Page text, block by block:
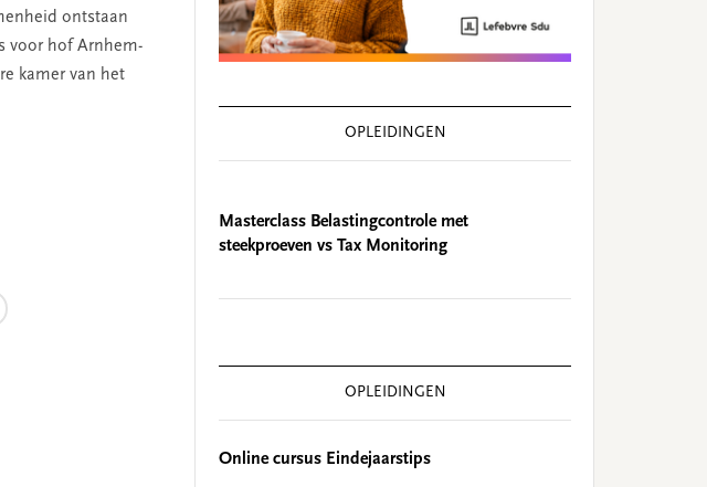
ontstaan
voor hof Arnhem-
kamer van het
OPLEIDINGEN
Masterclass Belastingcontrole met
steekproeven vs Tax Monitoring
OPLEIDINGEN
Online cursus Eindejaarstips